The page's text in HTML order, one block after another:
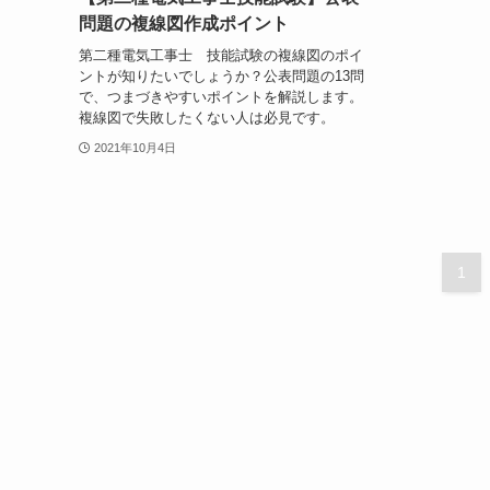
問題の複線図作成ポイント
第二種電気工事士 技能試験の複線図のポイ
ントが知りたいでしょうか？公表問題の13問
で、つまづきやすいポイントを解説します。
複線図で失敗したくない人は必見です。
2021年10月4日
1